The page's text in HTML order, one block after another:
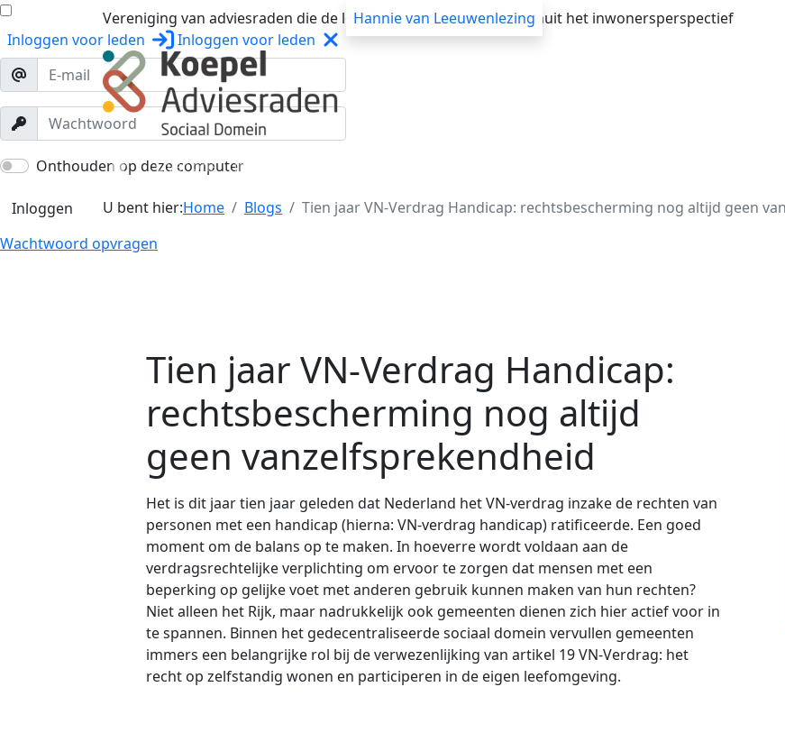
Inloggen voor leden Inloggen voor leden
Onthouden op deze computer
Inloggen
Wachtwoord opvragen
Hannie van Leeuwenlezing
Vereniging van adviesraden die de lokale overheid adviseren vanuit het inwonersperspectief
Over ons Trainingen
U bent hier:Home Blogs Tien jaar VN-Verdrag Handicap: rechtsbescherming nog altijd geen
Tien jaar VN-Verdrag Handicap:
rechtsbescherming nog altijd
geen vanzelfsprekendheid
Het is dit jaar tien jaar geleden dat Nederland het VN-verdrag inzake de rechten van
personen met een handicap (hierna: VN-verdrag handicap) ratificeerde. Een goed
moment om de balans op te maken. In hoeverre wordt voldaan aan de
verdragsrechtelijke verplichting om ervoor te zorgen dat mensen met een
beperking op gelijke voet met anderen gebruik kunnen maken van hun rechten?
Niet alleen het Rijk, maar nadrukkelijk ook gemeenten dienen zich hier actief voor in
te spannen. Binnen het gedecentraliseerde sociaal domein vervullen gemeenten
immers een belangrijke rol bij de verwezenlijking van artikel 19 VN-Verdrag: het
recht op zelfstandig wonen en participeren in de eigen leefomgeving.